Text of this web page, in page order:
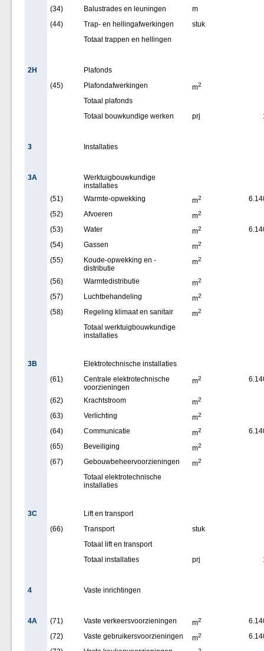
(34)
Balustrades en leuningen
m
(44)
Trap- en hellingafwerkingen
stuk
Totaal trappen en hellingen
2H
Plafonds
(45)
Plafondafwerkingen m2
Totaal plafonds
Totaal bouwkundige werken
prj
3 Installaties
3A
Werktuigbouwkundige
installaties
(51)
Warmte-opwekking m2
(52)
Afvoeren m2
(53) Water m2
(54)
Gassen m2
(55)
Koude-opwekking en -
distributie
m2
(56) Warmtedistributie m2
(57) Luchtbehandeling m2
(58) Regeling klimaat en sanitair m2
Totaal werktuigbouwkundige
installaties
3B
Elektrotechnische installaties
(61)
Centrale elektrotechnische
voorzieningen
m2
(62) Krachtstroom m2
(63) Verlichting m2
(64) Communicatie m2
(65)
Beveiliging m2
(67) Gebouwbeheervoorzieningen m2
Totaal elektrotechnische
installaties
3C
Lift en transport
(66)
Transport
stuk
Totaal lift en transport
Totaal installaties
prj
4 Vaste inrichtingen
4A (71) Vaste verkeersvoorzieningen m2
(72)
Vaste gebruikersvoorzieningen m2